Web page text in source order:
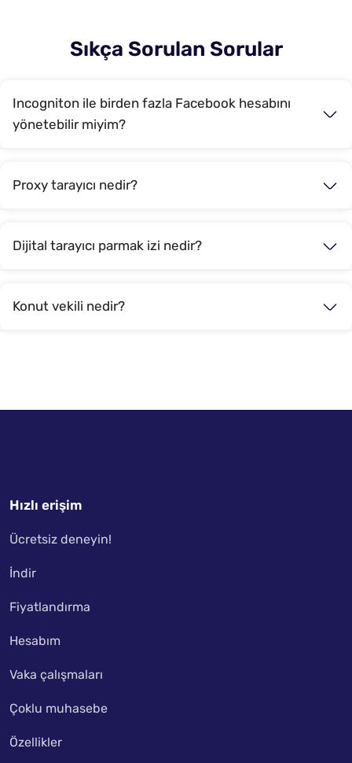
Sıkça Sorulan Sorular
Incogniton ile birden fazla Facebook hesabını
yönetebilir miyim?
Proxy tarayıcı nedir?
Dijital tarayıcı parmak izi nedir?
Konut vekili nedir?
Hızlı erişim
Ücretsiz deneyin!
İndir
Fiyatlandırma
Hesabım
Vaka çalışmaları
Çoklu muhasebe
Özellikler